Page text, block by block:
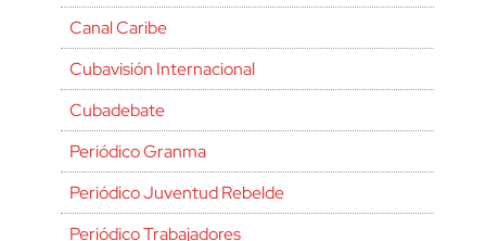
Canal Caribe
Cubavisión Internacional
Cubadebate
Periódico Granma
Periódico Juventud Rebelde
Periódico Trabajadores